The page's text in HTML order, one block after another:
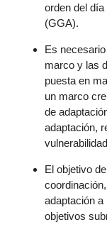
orden del
(GGA).
Es
marco y las
puesta en
un marco
de
adaptación,
El objetivo
adaptación
objetivos